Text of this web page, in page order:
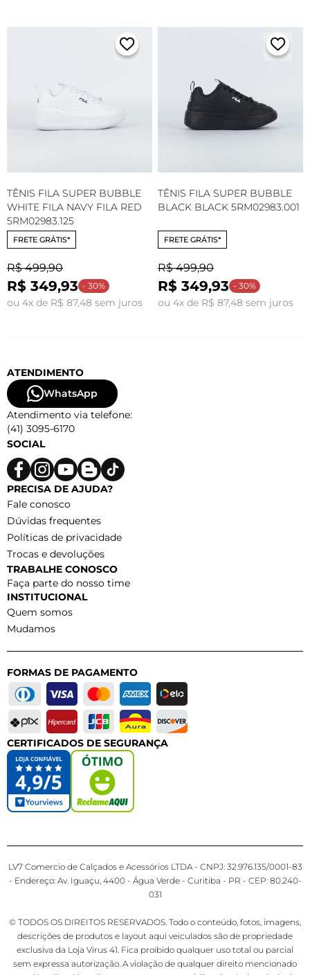
TÊNIS FILA SUPER BUBBLE
WHITE FILA NAVY FILA RED
5RM02983.125
FRETE GRÁTIS*
R$ 499,90
R$ 349,93 - 30%
ou 4x de R$ 87,48 sem juros
TÊNIS FILA SUPER BUBBLE
BLACK BLACK 5RM02983.001
FRETE GRÁTIS*
R$ 499,90
R$ 349,93 - 30%
ou 4x de R$ 87,48 sem juros
ATENDIMENTO
WhatsApp
Atendimento via telefone:
(41) 3095-6170
SOCIAL
PRECISA DE AJUDA?
Fale conosco
Dúvidas frequentes
Políticas de privacidade
Trocas e devoluções
TRABALHE CONOSCO
Faça parte do nosso time
INSTITUCIONAL
Quem somos
Mudamos
FORMAS DE PAGAMENTO
CERTIFICADOS DE SEGURANÇA
LV7 Comercio de Calçados e Acessórios LTDA - CNPJ: 32.976.135/0001-83
- Endereço: Av. Iguaçu, 4400 - Água Verde - Curitiba - PR - CEP: 80.240-
031
© TODOS OS DIREITOS RESERVADOS. Todo o conteúdo, fotos, imagens,
descrições de produtos e layout aqui veiculados são de propriedade
exclusiva da Loja Virus 41. Fica proibido qualquer uso total ou parcial
sem expressa autorização. A violação de qualquer direito mencionado